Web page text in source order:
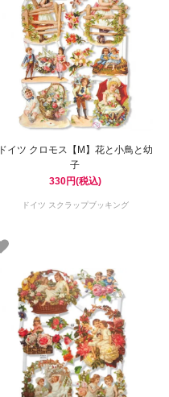
ドイツ クロモス【M】花と小鳥と幼
子
330円(税込)
ドイツ スクラップブッキング